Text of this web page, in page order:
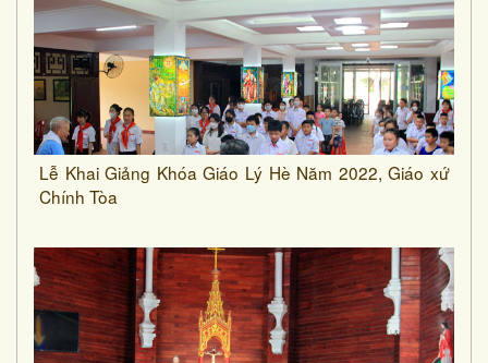
Lễ Khai Giảng Khóa Giáo Lý Hè Năm 2022, Giáo xứ
Chính Tòa